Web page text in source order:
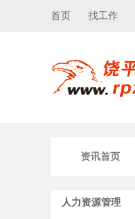
首页 找工作
资讯首页
人力资源管理